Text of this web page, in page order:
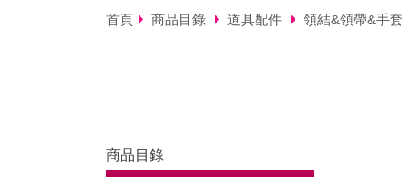
首頁 商品目錄 道具配件 領結&領帶&手套
商品目錄